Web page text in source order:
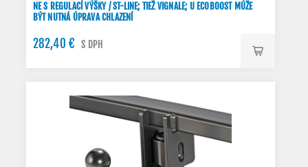
NE S REGULACÍ VÝŠKY / ST-LINE; TIEŽ VIGNALE; U ECOBOOST MÚŽE
BÝT NUTNÁ ÚPRAVA CHLAZENÍ
282,40 € S DPH